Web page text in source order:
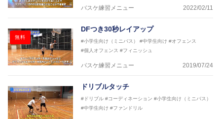
バスケ練習メニュー 2022/02/11
無料
DFつき30秒レイアップ
#小学生向け（ミニバス） #中学生向け #オフェンス
#個人オフェンス #フィニッシュ
バスケ練習メニュー 2019/07/24
ドリブルタッチ
#ドリブル #コーディネーション #小学生向け（ミニバス）
#中学生向け #ファンドリル